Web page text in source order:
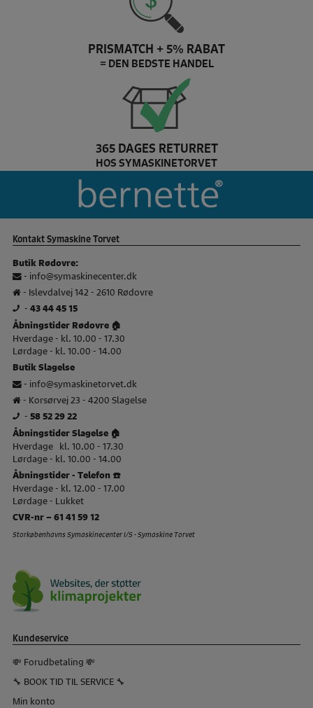
PRISMATCH + 5% RABAT
= DEN BEDSTE HANDEL
365 DAGES RETURRET
HOS SYMASKINETORVET
Baby Lock Brand slider
Kontakt Symaskine Torvet
Butik Rødovre:
- info@symaskinecenter.dk
- Islevdalvej 142 - 2610 Rødovre
- 43 44 45 15
Åbningstider Rødovre 🏠
Hverdage - kl. 10.00 - 17.30
Lørdage - kl. 10.00 - 14.00
Butik Slagelse
- info@symaskinetorvet.dk
- Korsørvej 23 - 4200 Slagelse
- 58 52 29 22
Åbningstider Slagelse 🏠
Hverdage kl. 10.00 - 17.30
Lørdage - kl. 10.00 - 14.00
Åbningstider - Telefon ☎️
Hverdage - kl. 12.00 - 17.00
Lørdage - Lukket
CVR-nr – 61 41 59 12
Storkøbenhavns Symaskinecenter I/S - Symaskine Torvet
Kundeservice
💸 Forudbetaling 💸
🔧 BOOK TID TIL SERVICE 🔧
Min konto